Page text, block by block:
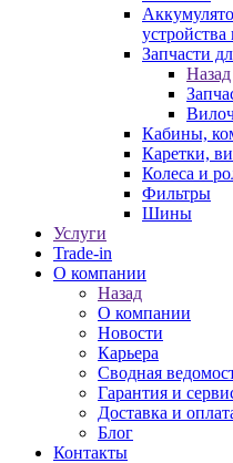
Запчасти
Назад
Кабины,
Каретки,
Колеса и
Фильтры
Шины
Услуги
Trade-in
О компании
Назад
О компании
Новости
Карьера
Сводная
Гарантия и
Доставка и
Блог
Контакты